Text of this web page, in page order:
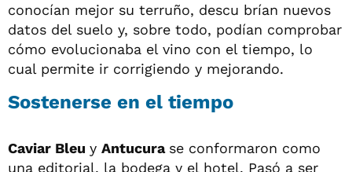
conocían mejor su terruño, descu brían nuevos
datos del suelo y, sobre todo, podían comprobar
cómo evolucionaba el vino con el tiempo, lo
cual permite ir corrigiendo y mejorando.
Sostenerse en el tiempo
Caviar Bleu y Antucura se conformaron como
una editorial, la bodega y el hotel. Pasó a ser